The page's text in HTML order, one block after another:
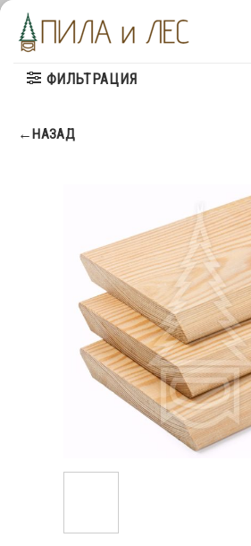
Skip
content
ФИЛЬТРАЦИЯ
←НАЗАД